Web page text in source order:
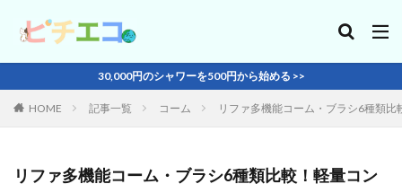
30,000円のシャワーを500円から始める >>
HOME 記事一覧 コーム リファ多機能コーム・ブラシ6種類
リファ多機能コーム・ブラシ6種類比較！軽量コン